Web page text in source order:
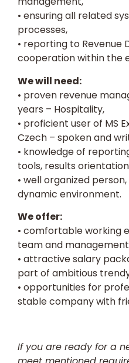
• ensuring all related
processes,
• reporting to Revenue
cooperation within the
We will need:
• proven revenue
years – Hospitality,
• proficient user of MS
Czech – spoken and
• knowledge of
tools, results
• well organized
dynamic environment.
We offer:
• comfortable working
team and
• attractive salary
part of ambitious
• opportunities for
stable company with
If you are ready for a